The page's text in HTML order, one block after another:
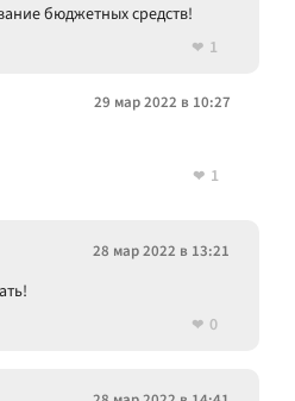
бюджетных средств!
1
29 мар 2022 в 10:27
1
28 мар 2022 в 13:21
0